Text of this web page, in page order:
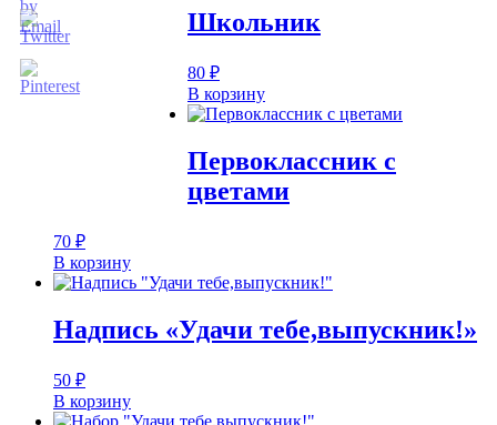
Школьник
80 ₽
В корзину
Первоклассник с
цветами
70 ₽
В корзину
Надпись «Удачи тебе,выпускник!»
50 ₽
В корзину